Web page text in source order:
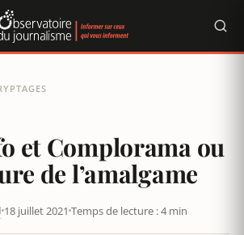
et Complorama ou
de l’amalgame
18 juillet 2021 Temps de lecture : 4 min
cookies